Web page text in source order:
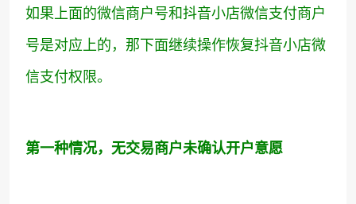
如果上面的微信商户号和抖音小店微信支付商户
号是对应上的，那下面继续操作恢复抖音小店微
信支付权限。
第一种情况，无交易商户未确认开户意愿